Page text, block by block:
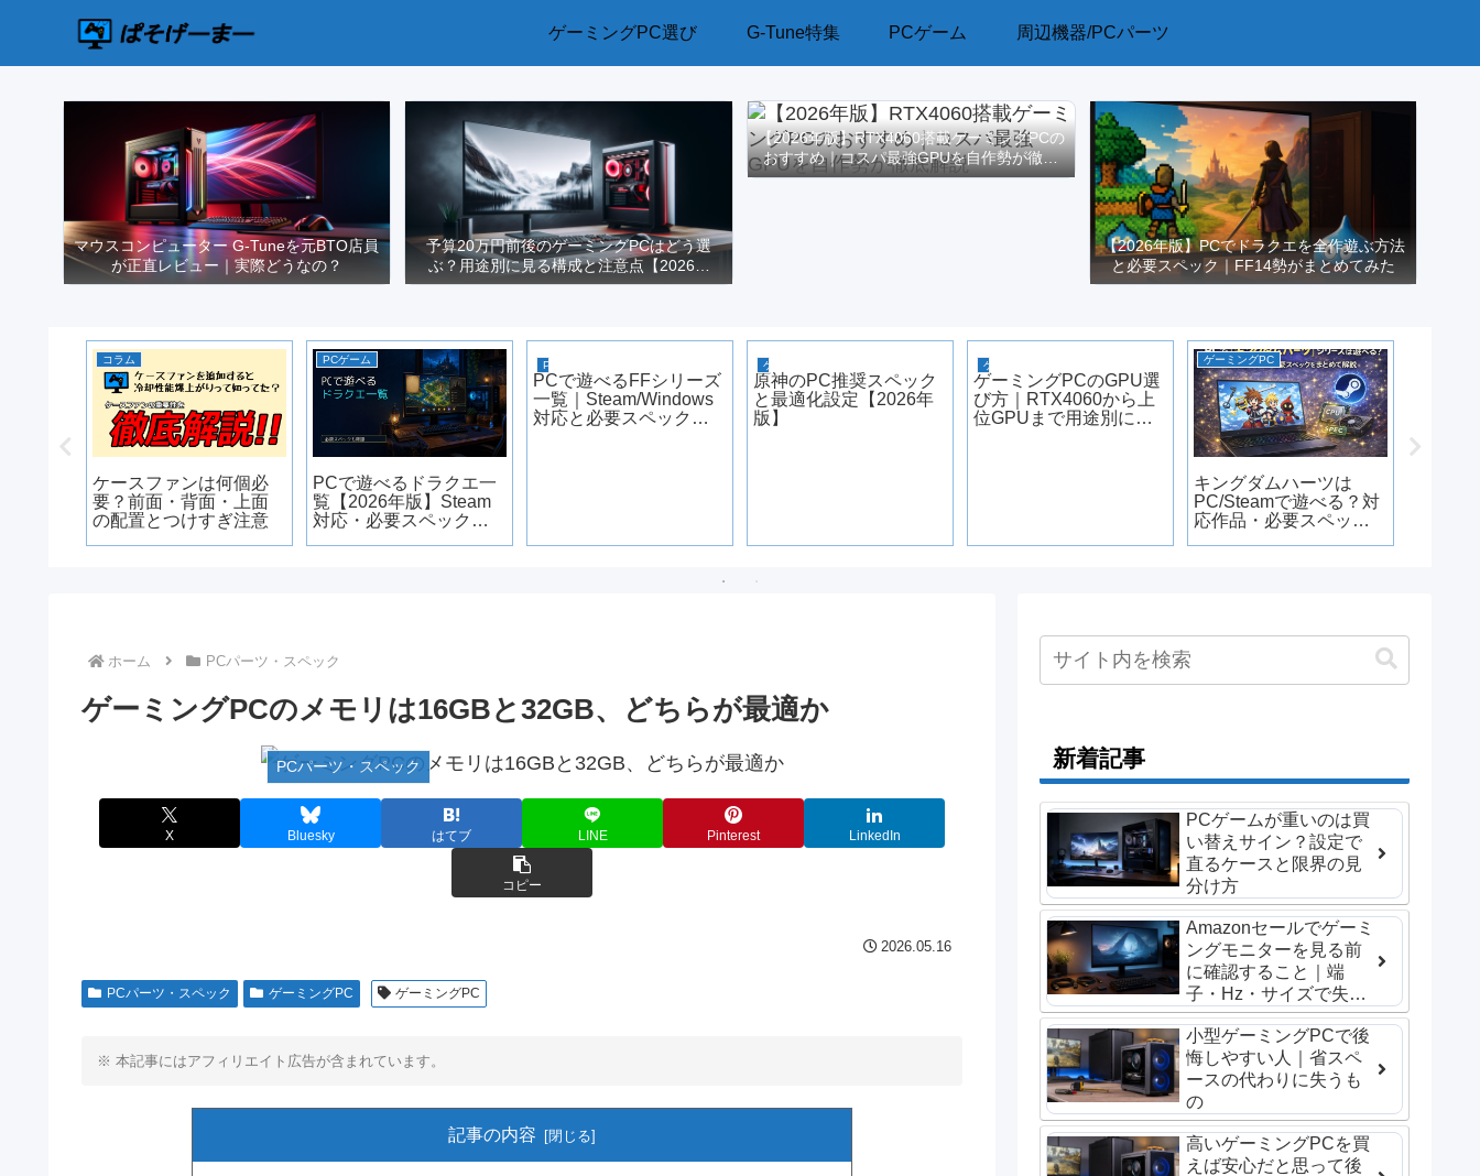
ゲーミングPC選び G-Tune特集 PCゲーム 周辺機器/PCパーツ
マウスコンピューター G-Tuneを元BTO店員
が正直レビュー｜実際どうなの？
予算20万円前後のゲーミングPCはどう選
ぶ？用途別に見る構成と注意点【2026年
版】
【2026年版】RTX4060搭載ゲーミングPCの
おすすめ｜コスパ最強GPUを自作勢が徹底
解説
【2026年版】PCでドラクエを全作遊ぶ方法
と必要スペック｜FF14勢がまとめてみた
コラム
ケースファンは何個必
要？前面・背面・上面
の配置とつけすぎ注意
PCゲーム
PCで遊べるドラクエ一
覧【2026年版】Steam
対応・必要スペック・
PCゲーム
PCで遊べるFFシリーズ
一覧｜Steam/Windows
対応と必要スペック
ゲーミングPC
原神のPC推奨スペック
と最適化設定【2026年
版】
ゲーミングPC選び
ゲーミングPCのGPU選
び方｜RTX4060から上
位GPUまで用途別に整
ゲーミングPC
キングダムハーツは
PC/Steamで遊べる？対
応作品・必要スペッ
ホーム PCパーツ・スペック
ゲーミングPCのメモリは16GBと32GB、どちらが最適か
PCパーツ・スペック
X Bluesky はてブ LINE Pinterest LinkedIn
コピー
2026.05.16
PCパーツ・スペック ゲーミングPC ゲーミングPC
※ 本記事にはアフィリエイト広告が含まれています。
記事の内容
新着記事
PCゲームが重いのは買
い替えサイン？設定で
直るケースと限界の見
分け方
Amazonセールでゲーミ
ングモニターを見る前
に確認すること｜端
子・Hz・サイズで失敗
しない選び方
小型ゲーミングPCで後
悔しやすい人｜省スペ
ースの代わりに失うも
の
高いゲーミングPCを買
えば安心だと思って後